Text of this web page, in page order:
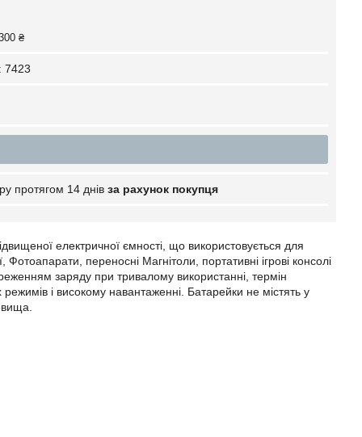
₴
7423
протягом 14 днів за рахунок покупця
електричної ємності, що використовується для
Фотоапарати, переносні Магнітоли, портативні ігрові консолі
заряду при тривалому використанні, термін
і високому навантаженні. Батарейки не містять у